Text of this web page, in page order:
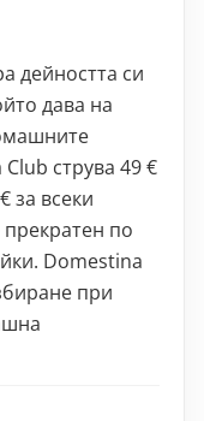
дейността си
дава на
струва 49 €
за всеки
по
Domestina
при